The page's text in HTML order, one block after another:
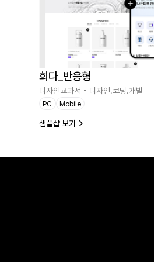
희다_반응형
디자인교과서 - 디자인.코딩.개발
PC Mobile
샘플샵 보기